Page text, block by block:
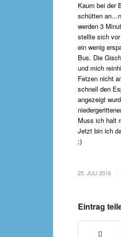
Kaum bei der
schütten
werden 3
stellte sich
ein wenig
Bus. Die
und mich
Fetzen nicht
schnell den
angezeigt
Muss ich halt
Jetzt bin ich
;)
25. JULI 2016
Eintrag